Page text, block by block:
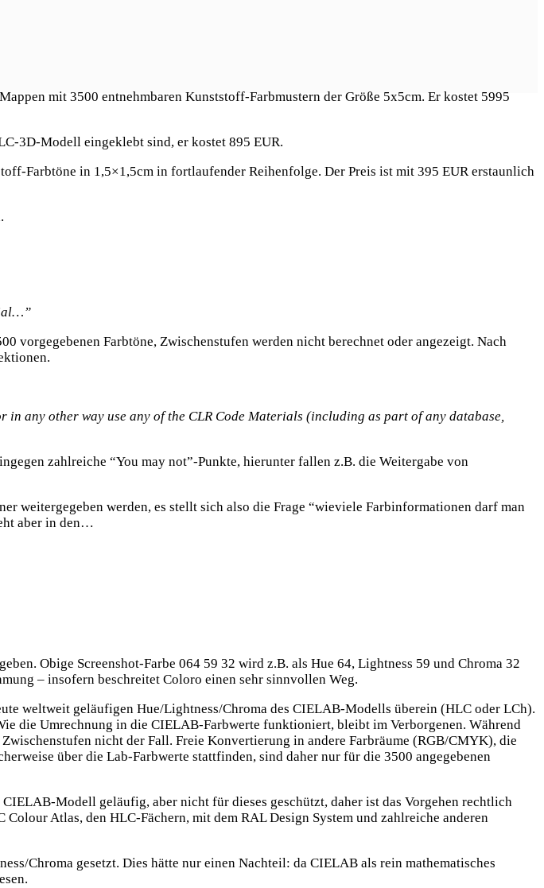
mit 3500 entnehmbaren Kunststoff-Farbmustern der Größe 5x5cm. Er kostet 5995
3D-Modell eingeklebt sind, er kostet 895 EUR.
Farbtöne in 1,5×1,5cm in fortlaufender Reihenfolge. Der Preis ist mit 395 EUR erstaunlich
vorgegebenen Farbtöne, Zwischenstufen werden nicht berechnet oder angezeigt. Nach
any other way use any of the CLR Code Materials (including as part of any database,
zahlreiche “You may not”-Punkte, hierunter fallen z.B. die Weitergabe von
weitergegeben werden, es stellt sich also die Frage “wieviele Farbinformationen darf man
aber in den…
Obige Screenshot-Farbe 064 59 32 wird z.B. als Hue 64, Lightness 59 und Chroma 32
– insofern beschreitet Coloro einen sehr sinnvollen Weg.
weltweit geläufigen Hue/Lightness/Chroma des CIELAB-Modells überein (HLC oder LCh).
die Umrechnung in die CIELAB-Farbwerte funktioniert, bleibt im Verborgenen. Während
nicht der Fall. Freie Konvertierung in andere Farbräume (RGB/CMYK), die
über die Lab-Farbwerte stattfinden, sind daher nur für die 3500 angegebenen
Modell geläufig, aber nicht für dieses geschützt, daher ist das Vorgehen rechtlich
Atlas, den HLC-Fächern, mit dem RAL Design System und zahlreiche anderen
Chroma gesetzt. Dies hätte nur einen Nachteil: da CIELAB als rein mathematisches